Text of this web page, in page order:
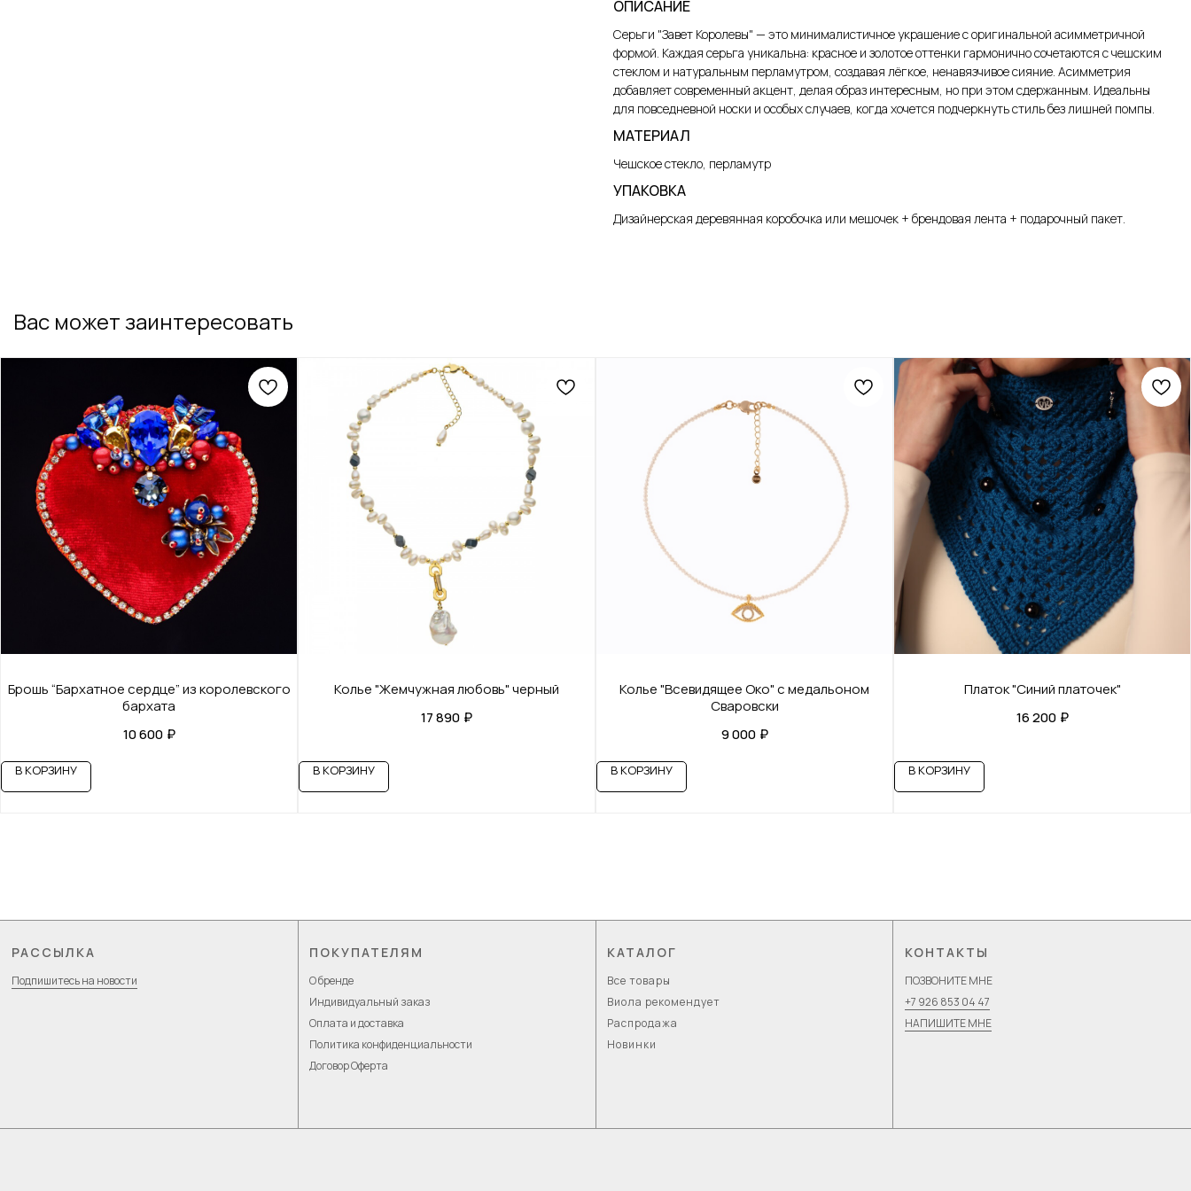
ОПИСАНИЕ
Серьги "Завет Королевы" — это минималистичное украшение с оригинальной асимметричной
формой. Каждая серьга уникальна: красное и золотое оттенки гармонично сочетаются с чешским
стеклом и натуральным перламутром, создавая лёгкое, ненавязчивое сияние. Асимметрия
добавляет современный акцент, делая образ интересным, но при этом сдержанным. Идеальны
для повседневной носки и особых случаев, когда хочется подчеркнуть стиль без лишней помпы.
МАТЕРИАЛ
Чешское стекло, перламутр
УПАКОВКА
Дизайнерская деревянная коробочка или мешочек + брендовая лента + подарочный пакет.
Вас может заинтересовать
Брошь “Бархатное сердце” из королевского
бархата
10 600 ₽
В КОРЗИНУ
Колье "Жемчужная любовь" черный
17 890 ₽
В КОРЗИНУ
Колье "Всевидящее Око" с медальоном
Сваровски
9 000 ₽
В КОРЗИНУ
Платок "Синий платочек"
16 200 ₽
В КОРЗИНУ
РАССЫЛКА
Подпишитесь на новости
ПОКУПАТЕЛЯМ
О бренде
Индивидуальный заказ
Оплата и доставка
Политика конфиденциальности
Договор Оферта
КАТАЛОГ
ПОЗВОНИТЕ МНЕ
+7 926 853 04 47
НАПИШИТЕ МНЕ
КОНТАКТЫ
Все товары
Виола рекомендует
Распродажа
Новинки